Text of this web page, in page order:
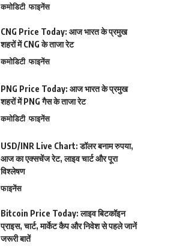
कमोडिटी फाइनेंस
CNG Price Today: आज भारत के प्रमुख
शहरों में CNG के ताजा रेट
कमोडिटी फाइनेंस
PNG Price Today: आज भारत के प्रमुख
शहरों में PNG गैस के ताजा रेट
कमोडिटी फाइनेंस
USD/INR Live Chart: डॉलर बनाम रुपया,
आज का एक्सचेंज रेट, लाइव चार्ट और पूरा
विश्लेषण
फाइनेंस
Bitcoin Price Today: लाइव बिटकॉइन
प्राइस, चार्ट, मार्केट कैप और निवेश से पहले जानें
जरूरी बातें